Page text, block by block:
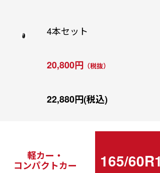
4本セット
20,800円 （税抜）
22,880円(税込)
軽カー・
コンパクトカー 165/